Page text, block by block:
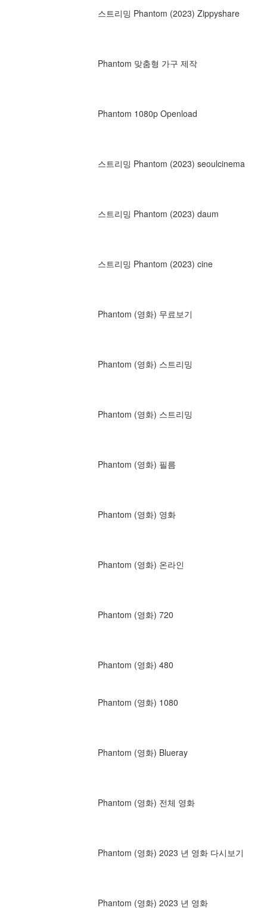
스트리밍 Phantom (2023) Zippyshare
Phantom 맞춤형 가구 제작
Phantom 1080p Openload
스트리밍 Phantom (2023) seoulcinema
스트리밍 Phantom (2023) daum
스트리밍 Phantom (2023) cine
Phantom (영화) 무료보기
Phantom (영화) 스트리밍
Phantom (영화) 스트리밍
Phantom (영화) 필름
Phantom (영화) 영화
Phantom (영화) 온라인
Phantom (영화) 720
Phantom (영화) 480
Phantom (영화) 1080
Phantom (영화) Blueray
Phantom (영화) 전체 영화
Phantom (영화) 2023 년 영화 다시보기
Phantom (영화) 2023 년 영화